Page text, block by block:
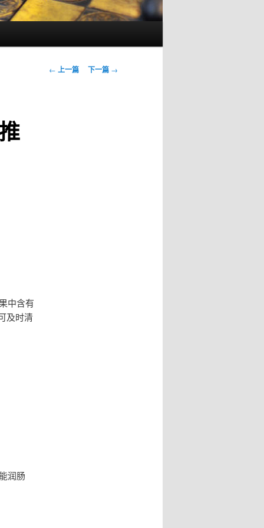
文
← 上一篇 下一篇 →
中含有
及时清
润肠